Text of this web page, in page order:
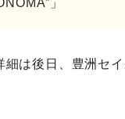
」
は後日、豊洲セイ